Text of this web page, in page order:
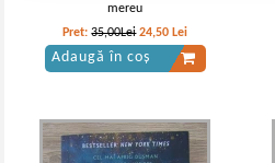
mereu
Pret:35,00Lei 24,50 Lei
Adaugă în coș